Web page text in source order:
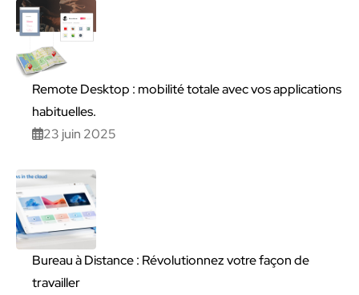
Remote Desktop : mobilité totale avec vos applications
habituelles.
23 juin 2025
Bureau à Distance : Révolutionnez votre façon de
travailler